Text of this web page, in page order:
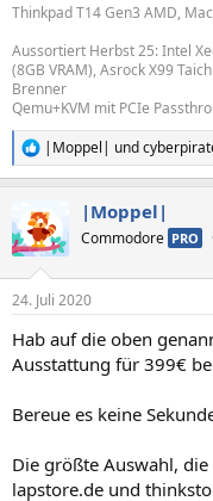
Thinkpad T14 Gen3 AMD,
Aussortiert Herbst 25: Intel
(8GB VRAM), Asrock X99
Brenner
Qemu+KVM mit PCIe
R
e
t
i
e
:
|Moppel| und
|Moppel|
Commodore PRO
24. Juli 2020
Hab auf die oben
Ausstattung für 399€
Bereue es keine
Die größte Auswahl,
lapstore.de und